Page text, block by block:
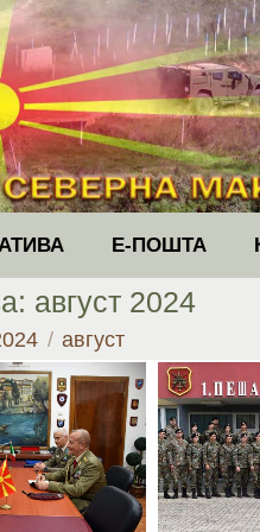
Е-ПОШТА
август 2024
август